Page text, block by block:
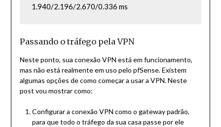
1.940/2.196/2.670/0.336 ms
Passando o tráfego pela VPN
Neste ponto, sua conexão VPN está em funcionamento,
mas não está realmente em uso pelo pfSense. Existem
algumas opções de como começar a usar a VPN. Neste
post vou mostrar como:
Configurar a conexão VPN como o gateway padrão,
para que todo o tráfego da sua casa passe por ele